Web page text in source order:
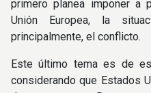
primero planea imponer a
Unión Europea, la
principalmente, el conflicto.
Este último tema es de
considerando que Estados